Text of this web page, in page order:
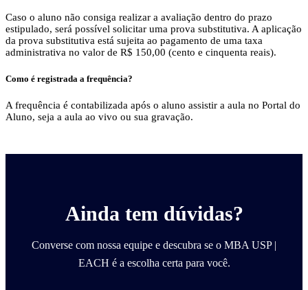
Caso o aluno não consiga realizar a avaliação dentro do prazo
estipulado, será possível solicitar uma prova substitutiva. A aplicação
da prova substitutiva está sujeita ao pagamento de uma taxa
administrativa no valor de R$ 150,00 (cento e cinquenta reais).
Como é registrada a frequência?
A frequência é contabilizada após o aluno assistir a aula no Portal do
Aluno, seja a aula ao vivo ou sua gravação.
Ainda tem dúvidas?
Converse com nossa equipe e descubra se o MBA USP |
EACH é a escolha certa para você.